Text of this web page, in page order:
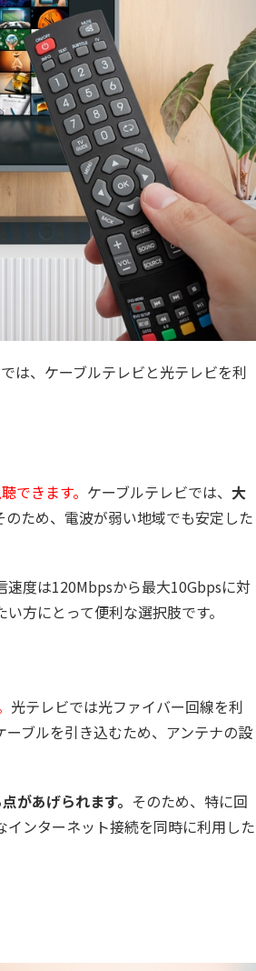
は、ケーブルテレビと光テレビを利
できます。 ケーブルテレビでは、 大
のため、電波が弱い地域でも安定した
速度は120Mbpsから最大10Gbpsに対
方にとって便利な選択肢です。
光テレビでは光ファイバー回線を利
ブルを引き込むため、アンテナの設
があげられます。 そのため、特に回
ンターネット接続を同時に利用した